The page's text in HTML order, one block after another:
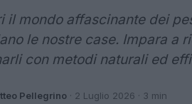
il mondo affascinante dei
le nostre case. Impara a
con metodi naturali ed
Pellegrino · 2 Luglio 2026 · 3 min